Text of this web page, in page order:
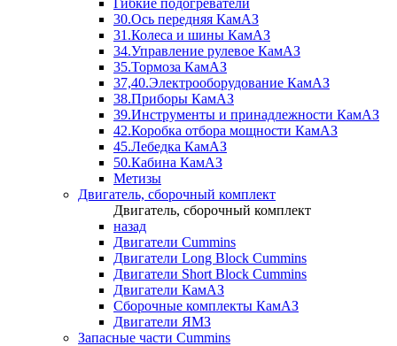
Гибкие подогреватели
30.Ось передняя КамАЗ
31.Колеса и шины КамАЗ
34.Управление рулевое КамАЗ
35.Тормоза КамАЗ
37,40.Электрооборудование КамАЗ
38.Приборы КамАЗ
39.Инструменты и принадлежности КамАЗ
42.Коробка отбора мощности КамАЗ
45.Лебедка КамАЗ
50.Кабина КамАЗ
Метизы
Двигатель, сборочный комплект
Двигатель, сборочный комплект
назад
Двигатели Cummins
Двигатели Long Bloсk Cummins
Двигатели Short Bloсk Cummins
Двигатели КамАЗ
Сборочные комплекты КамАЗ
Двигатели ЯМЗ
Запасные части Cummins